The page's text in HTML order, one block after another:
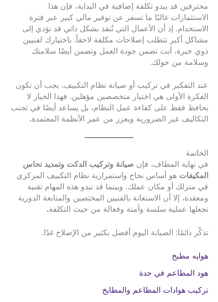
محترفين قد يبدو تكلفة إضافية في البداية، فإن هذا
الاستثمارات غالبًا ما تسفر عن توفير مالي كبير عبر فترة
الاستخدام. إذ أن الأعمال التي تُنفذ بشكل ذاتي قد تؤدي إلى
مشاكل أكبر تتطلب إصلاحات مكلفة لاحقاً. باختيارك لفنيين
ذوي خبرة، أنت تضمن جودة العمل وتضمن أيضًا سلامتك
وسلامة من حولك.
عند التفكير في تركيب أو صيانة نظام التكييف، يجب أن تكون
الفكرة الأولى هي اختيار متخصصين مؤهلين. فهذا الخيار لا
يحافظ فقط على كفاءة عمل النظام، بل يساعد أيضًا في تجنب
التكاليف غير الضرورية ويعزز من عمر الأنظمة المعتمدة.
الخاتمة
في نهاية المطاف، فإن صيانة وتركيب الدكت وتمديد نحاس
المكيفات هو أساس نجاح واستمرارية نظام التكييف المركزي
في منزلك أو مكان عملك. وبينما قد تبدو هذه المهام تقنية
ومعقدة، إلا أن الاستعانة بالفنيين المختصين والمتابعة الدورية
تجعلها عملية سلسة وآمنة وفعالة من حيث التكلفة.
تذكّر دائمًا: الصيانة اليوم أفضل بكثير من الإصلاح غدًا.
هوايه مطبخ
هود المطاعم في جدة
تركيب هوادات المطاعم والمطابخ